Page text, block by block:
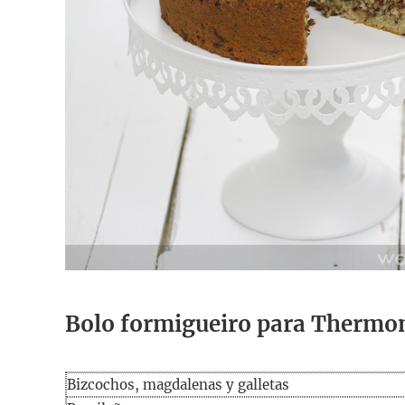
Bolo formigueiro para
Bizcochos, magdalenas y galletas